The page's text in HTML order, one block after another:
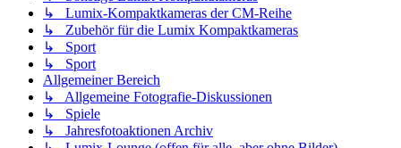
↳ Lumix-Kompaktkameras der CM-Reihe
↳ Zubehör für die Lumix Kompaktkameras
↳ Sport
↳ Sport
Allgemeiner Bereich
↳ Allgemeine Fotografie-Diskussionen
↳ Spiele
↳ Jahresfotoaktionen Archiv